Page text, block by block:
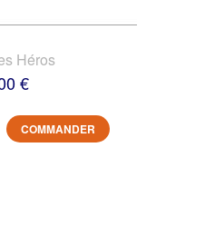
Héros
€
COMMANDER